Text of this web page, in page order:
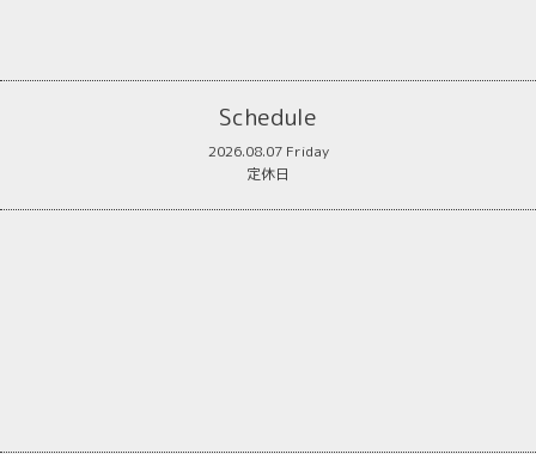
Schedule
2026.08.07 Friday
定休日